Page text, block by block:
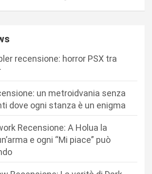
recensione: horror PSX tra
un metroidvania senza
dove ogni stanza è un enigma
Recensione: A Holua la
e ogni “Mi piace” può